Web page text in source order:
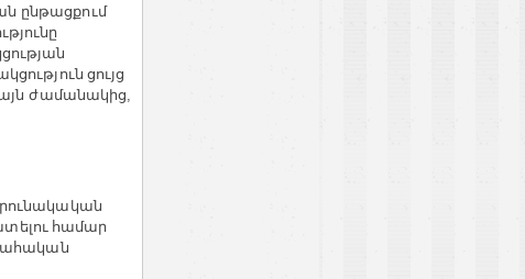
ընթացքում
ցույց
ժամանակից,
համար